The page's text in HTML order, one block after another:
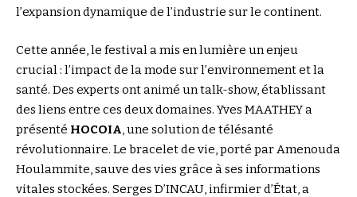
l’expansion dynamique de l’industrie sur le continent.
Cette année, le festival a mis en lumière un enjeu
crucial : l’impact de la mode sur l’environnement et la
santé. Des experts ont animé un talk-show, établissant
des liens entre ces deux domaines. Yves MAATHEY a
présenté HOCOIA , une solution de télésanté
révolutionnaire. Le bracelet de vie, porté par Amenouda
Houlammite, sauve des vies grâce à ses informations
vitales stockées. Serges D’INCAU, infirmier d’État, a